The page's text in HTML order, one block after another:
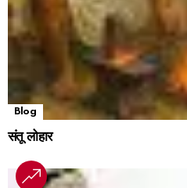
Blog
संतू लोहार